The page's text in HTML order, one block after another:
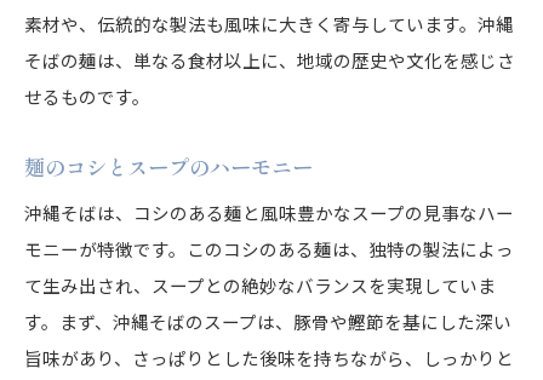
素材や、伝統的な製法も風味に大きく寄与しています。沖縄
そばの麺は、単なる食材以上に、地域の歴史や文化を感じさ
せるものです。
麺のコシとスープのハーモニー
沖縄そばは、コシのある麺と風味豊かなスープの見事なハー
モニーが特徴です。このコシのある麺は、独特の製法によっ
て生み出され、スープとの絶妙なバランスを実現していま
す。まず、沖縄そばのスープは、豚骨や鰹節を基にした深い
旨味があり、さっぱりとした後味を持ちながら、しっかりと